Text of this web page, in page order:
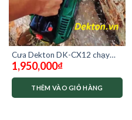
Cưa Dekton DK-CX12 chạy
xăng
1,950,000₫
THÊM VÀO GIỎ HÀNG